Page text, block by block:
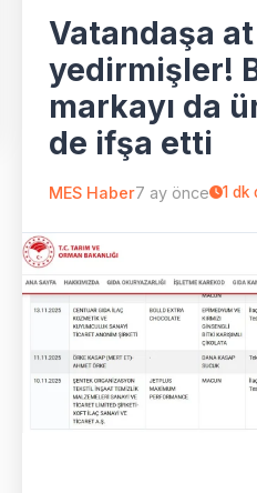
Vatandaşa
yedirmişler!
markayı da
de ifşa etti
MES Haber7 ay önce 1 dk